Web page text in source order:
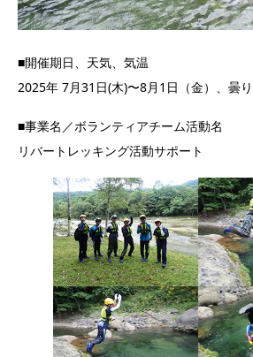
■開催期日、天気、気温
2025年 7月31日(木)〜8月1日（金）、曇
■事業名／ボランティアチーム活動名
リバートレッキング活動サポート